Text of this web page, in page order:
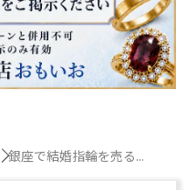
銀座で結婚指輪を売る...